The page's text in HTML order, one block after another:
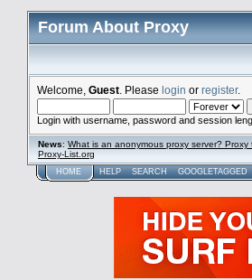
Forum About Proxy
Welcome, Guest . Please login or register.
Login with username, password and session
News: What is an anonymous proxy server?
Proxy-List.org
HOME HELP SEARCH GOOGLETAGGED